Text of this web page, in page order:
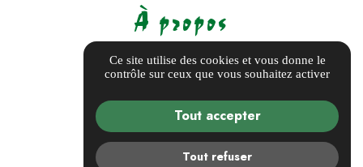
À propos
Informations complémentaires
Mentions légales
Politique de confidentialité
Guide Local
Gestion des cookies
Ce site utilise des cookies et vous donne le
contrôle sur ceux que vous souhaitez activer
Tout accepter
Tout refuser